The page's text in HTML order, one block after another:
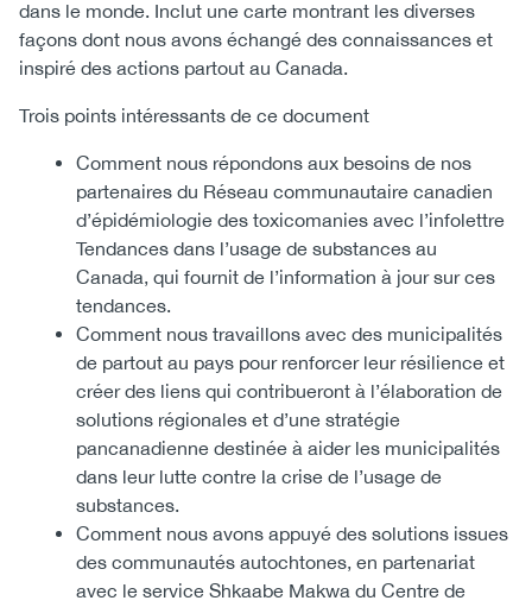
dans le monde. Inclut une carte montrant les diverses
façons dont nous avons échangé des connaissances et
inspiré des actions partout au Canada.
Trois points intéressants de ce document
Comment nous répondons aux besoins de nos
partenaires du Réseau communautaire canadien
d’épidémiologie des toxicomanies avec l’infolettre
Tendances dans l’usage de substances au
Canada, qui fournit de l’information à jour sur ces
tendances.
Comment nous travaillons avec des municipalités
de partout au pays pour renforcer leur résilience et
créer des liens qui contribueront à l’élaboration de
solutions régionales et d’une stratégie
pancanadienne destinée à aider les municipalités
dans leur lutte contre la crise de l’usage de
substances.
Comment nous avons appuyé des solutions issues
des communautés autochtones, en partenariat
avec le service Shkaabe Makwa du Centre de